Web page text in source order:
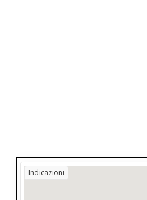
Indicazioni